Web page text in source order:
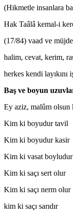
(Hikmetle insanlara
Hak Taâlâ kemal-i
(17/84) vaad ve
halim, cevat, kerim,
herkes kendi
Baş ve boyun
Ey aziz, malûm
Kim ki boyudur
Kim ki boyudur
Kim ki vasat
Kim ki saçı sert
Kim ki saçı nerm
kim ki saçı